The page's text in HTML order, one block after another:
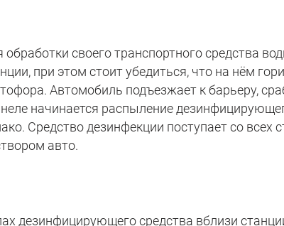
обработки своего транспортного средства
при этом стоит убедиться, что на нём
Автомобиль подъезжает к барьеру,
начинается распыление
Средство дезинфекции поступает со
авто.
дезинфицирующего средства вблизи